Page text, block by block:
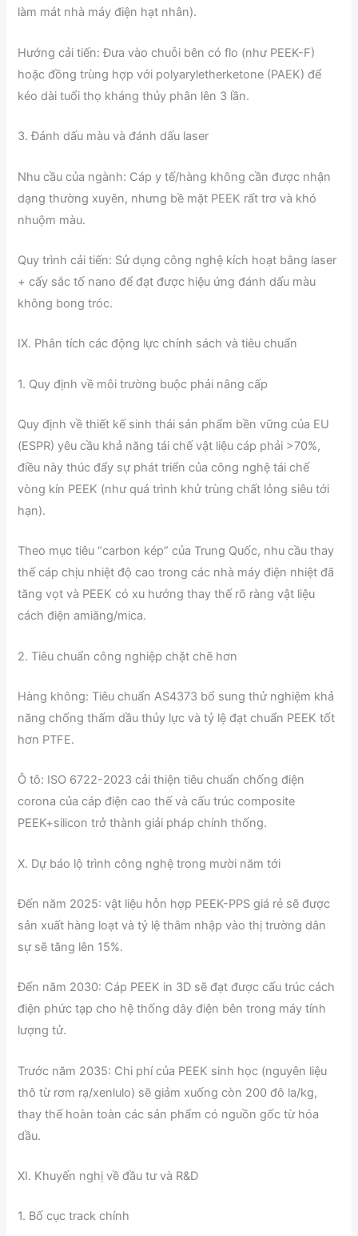
làm mát nhà máy điện hạt nhân).
Hướng cải tiến: Đưa vào chuỗi bên có flo (như PEEK-F)
hoặc đồng trùng hợp với polyaryletherketone (PAEK) để
kéo dài tuổi thọ kháng thủy phân lên 3 lần.
3. Đánh dấu màu và đánh dấu laser
Nhu cầu của ngành: Cáp y tế/hàng không cần được nhận
dạng thường xuyên, nhưng bề mặt PEEK rất trơ và khó
nhuộm màu.
Quy trình cải tiến: Sử dụng công nghệ kích hoạt bằng laser
+ cấy sắc tố nano để đạt được hiệu ứng đánh dấu màu
không bong tróc.
IX. Phân tích các động lực chính sách và tiêu chuẩn
1. Quy định về môi trường buộc phải nâng cấp
Quy định về thiết kế sinh thái sản phẩm bền vững của EU
(ESPR) yêu cầu khả năng tái chế vật liệu cáp phải >70%,
điều này thúc đẩy sự phát triển của công nghệ tái chế
vòng kín PEEK (như quá trình khử trùng chất lỏng siêu tới
hạn).
Theo mục tiêu “carbon kép” của Trung Quốc, nhu cầu thay
thế cáp chịu nhiệt độ cao trong các nhà máy điện nhiệt đã
tăng vọt và PEEK có xu hướng thay thế rõ ràng vật liệu
cách điện amiăng/mica.
2. Tiêu chuẩn công nghiệp chặt chẽ hơn
Hàng không: Tiêu chuẩn AS4373 bổ sung thử nghiệm khả
năng chống thấm dầu thủy lực và tỷ lệ đạt chuẩn PEEK tốt
hơn PTFE.
Ô tô: ISO 6722-2023 cải thiện tiêu chuẩn chống điện
corona của cáp điện cao thế và cấu trúc composite
PEEK+silicon trở thành giải pháp chính thống.
X. Dự báo lộ trình công nghệ trong mười năm tới
Đến năm 2025: vật liệu hỗn hợp PEEK-PPS giá rẻ sẽ được
sản xuất hàng loạt và tỷ lệ thâm nhập vào thị trường dân
sự sẽ tăng lên 15%.
Đến năm 2030: Cáp PEEK in 3D sẽ đạt được cấu trúc cách
điện phức tạp cho hệ thống dây điện bên trong máy tính
lượng tử.
Trước năm 2035: Chi phí của PEEK sinh học (nguyên liệu
thô từ rơm rạ/xenlulo) sẽ giảm xuống còn 200 đô la/kg,
thay thế hoàn toàn các sản phẩm có nguồn gốc từ hóa
dầu.
XI. Khuyến nghị về đầu tư và R&D
1. Bố cục track chính